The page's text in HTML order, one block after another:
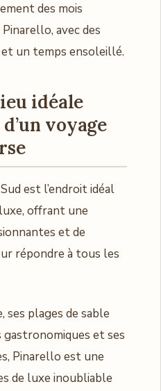
des mois
avec des
un temps ensoleillé.
idéale
voyage
est l’endroit idéal
offrant une
et de
répondre à tous les
ses plages de sable
et ses
Pinarello est une
de luxe inoubliable